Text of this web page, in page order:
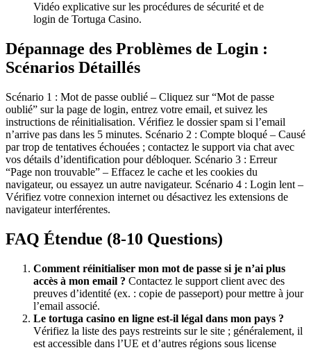
Vidéo explicative sur les procédures de sécurité et de
login de Tortuga Casino.
Dépannage des Problèmes de Login :
Scénarios Détaillés
Scénario 1 : Mot de passe oublié – Cliquez sur “Mot de passe
oublié” sur la page de login, entrez votre email, et suivez les
instructions de réinitialisation. Vérifiez le dossier spam si l’email
n’arrive pas dans les 5 minutes. Scénario 2 : Compte bloqué – Causé
par trop de tentatives échouées ; contactez le support via chat avec
vos détails d’identification pour débloquer. Scénario 3 : Erreur
“Page non trouvable” – Effacez le cache et les cookies du
navigateur, ou essayez un autre navigateur. Scénario 4 : Login lent –
Vérifiez votre connexion internet ou désactivez les extensions de
navigateur interférentes.
FAQ Étendue (8-10 Questions)
Comment réinitialiser mon mot de passe si je n’ai plus
accès à mon email ? Contactez le support client avec des
preuves d’identité (ex. : copie de passeport) pour mettre à jour
l’email associé.
Le tortuga casino en ligne est-il légal dans mon pays ?
Vérifiez la liste des pays restreints sur le site ; généralement, il
est accessible dans l’UE et d’autres régions sous license